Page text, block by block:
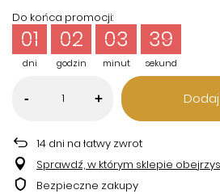
Do końca promocji:
dni
01
godzin
02
minut
03
sekund
38
- +
14 dni na łatwy zwrot
Sprawdź, w którym sklepie
Bezpieczne zakupy